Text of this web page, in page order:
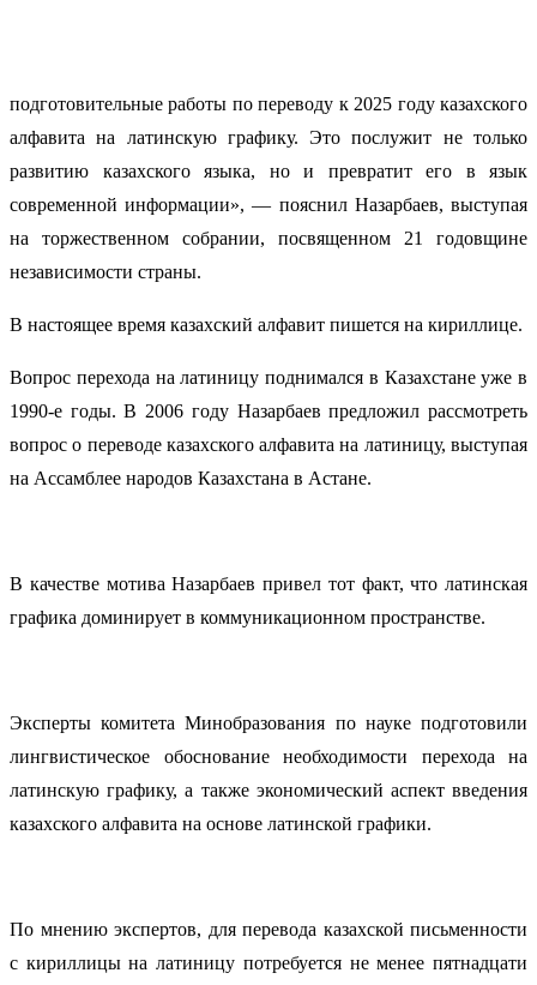
подготовительные работы по переводу к 2025 году казахского
алфавита на латинскую графику. Это послужит не только
развитию казахского языка, но и превратит его в язык
современной информации», — пояснил Назарбаев, выступая
на торжественном собрании, посвященном 21 годовщине
независимости страны.
В настоящее время казахский алфавит пишется на кириллице.
Вопрос перехода на латиницу поднимался в Казахстане уже в
1990-е годы. В 2006 году Назарбаев предложил рассмотреть
вопрос о переводе казахского алфавита на латиницу, выступая
на Ассамблее народов Казахстана в Астане.
В качестве мотива Назарбаев привел тот факт, что латинская
графика доминирует в коммуникационном пространстве.
Эксперты комитета Минобразования по науке подготовили
лингвистическое обоснование необходимости перехода на
латинскую графику, а также экономический аспект введения
казахского алфавита на основе латинской графики.
По мнению экспертов, для перевода казахской письменности
с кириллицы на латиницу потребуется не менее пятнадцати